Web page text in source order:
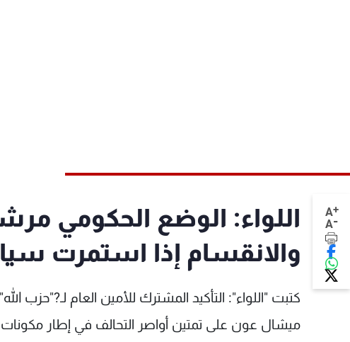
A+
A-
اللواء: الوضع الحكومي
والانقسام إذا استمرت
كتبت "اللواء": التأكيد المشترك للأمين العام لـ?"حزب
ميشال عون على تمتين أواصر التحالف في إطار